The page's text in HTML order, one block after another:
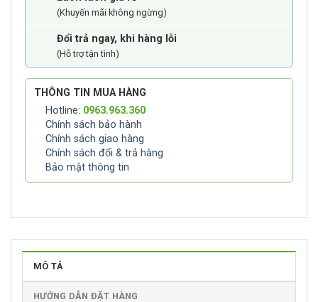
(Khuyến mãi không ngừng)
Đổi trả ngay, khi hàng lỗi
(Hỗ trợ tận tình)
THÔNG TIN MUA HÀNG
Hotline: 0963.963.360
Chính sách bảo hành
Chính sách giao hàng
Chính sách đổi & trả hàng
Bảo mật thông tin
MÔ TẢ
HƯỚNG DẪN ĐẶT HÀNG